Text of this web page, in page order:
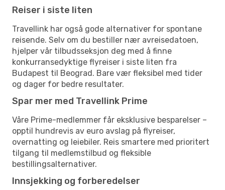
Reiser i siste liten
Travellink har også gode alternativer for spontane
reisende. Selv om du bestiller nær avreisedatoen,
hjelper vår tilbudsseksjon deg med å finne
konkurransedyktige flyreiser i siste liten fra
Budapest til Beograd. Bare vær fleksibel med tider
og dager for bedre resultater.
Spar mer med Travellink Prime
Våre Prime-medlemmer får eksklusive besparelser –
opptil hundrevis av euro avslag på flyreiser,
overnatting og leiebiler. Reis smartere med prioritert
tilgang til medlemstilbud og fleksible
bestillingsalternativer.
Innsjekking og forberedelser